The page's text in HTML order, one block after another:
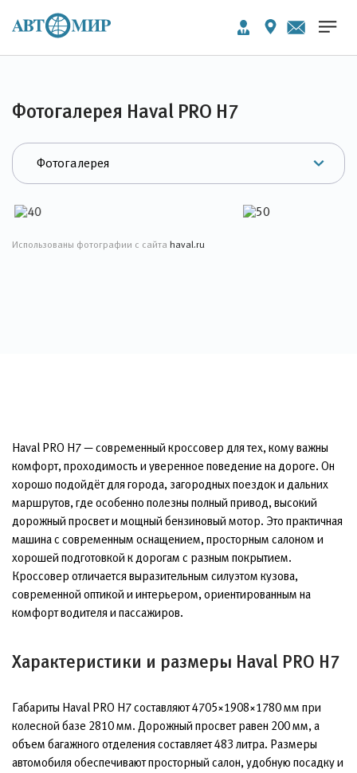
Фотогалерея Haval PRO H7
Использованы фотографии с сайта haval.ru
Haval PRO H7 — современный кроссовер для тех, кому важны
комфорт, проходимость и уверенное поведение на дороге. Он
хорошо подойдёт для города, загородных поездок и дальних
маршрутов, где особенно полезны полный привод, высокий
дорожный просвет и мощный бензиновый мотор. Это практичная
машина с современным оснащением, просторным салоном и
хорошей подготовкой к дорогам с разным покрытием.
Кроссовер отличается выразительным силуэтом кузова,
современной оптикой и интерьером, ориентированным на
комфорт водителя и пассажиров.
Характеристики и размеры Haval PRO H7
Габариты Haval PRO H7 составляют 4705×1908×1780 мм при
колесной базе 2810 мм. Дорожный просвет равен 200 мм, а
объем багажного отделения составляет 483 литра. Размеры
автомобиля обеспечивают просторный салон, удобную посадку и